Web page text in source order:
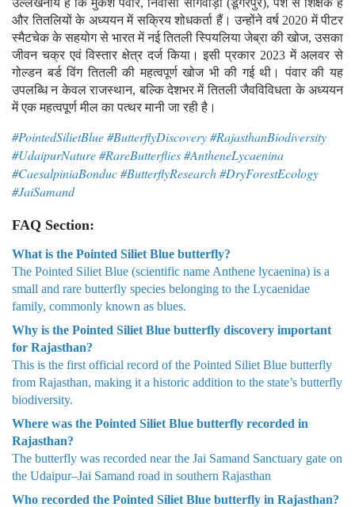
और तितलियों के अध्ययन में सक्रिय शोधकर्ता हैं। उन्होंने वर्ष 2020 में पीटर
स्मैटचेक के सहयोग से भारत में नई तितली स्पियलिया जेब्रा की खोज, उसका
जीवन चक्र एवं विस्तार क्षेत्र दर्ज किया। इसी प्रकार 2023 में अलवर से
गोल्डन बर्ड विंग तितली की महत्वपूर्ण खोज भी की गई थी। पंवार की यह
उपलब्धि न केवल राजस्थान, बल्कि देशभर में तितली जैवविविधता के अध्ययन
में एक महत्वपूर्ण मील का पत्थर मानी जा रही है।
#PointedSilietBlue #ButterflyDiscovery #RajasthanBiodiversity
#UdaipurNature #RareButterflies #AntheneLycaenina
#CaesalpiniaBonduc #ButterflyResearch #DryForestEcology
#JaiSamand
FAQ Section:
What is the Pointed Siliet Blue butterfly?
The Pointed Siliet Blue (scientific name Anthene lycaenina) is a
small and rare butterfly species belonging to the Lycaenidae
family, commonly known as blues.
Why is the Pointed Siliet Blue butterfly discovery important
for Rajasthan?
This is the first official record of the Pointed Siliet Blue butterfly
from Rajasthan, making it a historic addition to the state’s butterfly
biodiversity.
Where was the Pointed Siliet Blue butterfly recorded in
Rajasthan?
The butterfly was recorded near the Jai Samand Sanctuary gate on
the Udaipur–Jai Samand road in southern Rajasthan
Who recorded the Pointed Siliet Blue butterfly in Rajasthan?